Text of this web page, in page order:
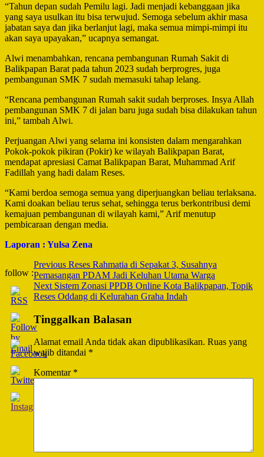
“Tahun depan sudah Pemilu lagi. Jadi menjadi kebanggaan jika
yang saya usulkan itu bisa terwujud. Semoga sebelum akhir masa
jabatan saya dan jika berlanjut lagi, maka semua mimpi-mimpi itu
akan saya upayakan,” ucapnya semangat.
Alwi menambahkan, rencana pembangunan Rumah Sakit di
Balikpapan Barat pada tahun 2023 sudah berprogres, juga
pembangunan SMK 7 sudah memasuki tahap lelang.
“Rencana pembangunan Rumah sakit sudah berproses. Insya Allah
pembangunan SMK 7 di jalan baru juga sudah bisa dilakukan tahun
ini,” tambah Alwi.
Perjuangan Alwi yang selama ini konsisten dalam mengarahkan
Pokok-pokok pikiran (Pokir) ke wilayah Balikpapan Barat,
mendapat apresiasi Camat Balikpapan Barat, Muhammad Arif
Fadillah yang hadi dalam Reses.
“Kami berdoa semoga semua yang diperjuangkan beliau terlaksana.
Kami doakan beliau terus sehat, sehingga terus berkontribusi demi
kemajuan pembangunan di wilayah kami,” Arif menutup
pembicaraan dengan media.
Laporan : Yulsa Zena
follow :
Post
Navigation
Previous Reses Rahmatia di Sepakat 3, Susahnya
Pemasangan PDAM Jadi Keluhan Utama Warga
Next Sistem Zonasi PPDB Online Kota Balikpapan, Topik
Reses Oddang di Kelurahan Graha Indah
Tinggalkan Balasan
Alamat email Anda tidak akan dipublikasikan. Ruas yang
wajib ditandai *
Komentar *